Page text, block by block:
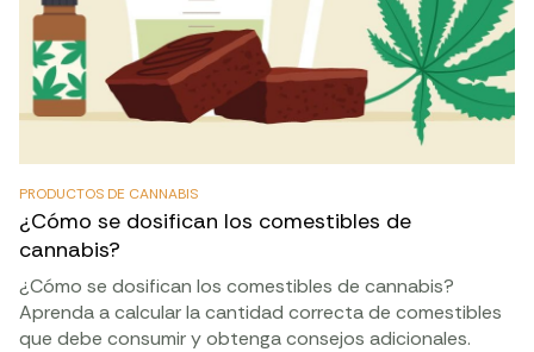
PRODUCTOS DE CANNABIS
¿Cómo se dosifican los comestibles de
cannabis?
¿Cómo se dosifican los comestibles de cannabis?
Aprenda a calcular la cantidad correcta de comestibles
que debe consumir y obtenga consejos adicionales.